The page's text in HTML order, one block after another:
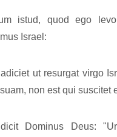
istud, quod ego
Israel:
ut resurgat virgo
non est qui suscitet
Dominus Deus: